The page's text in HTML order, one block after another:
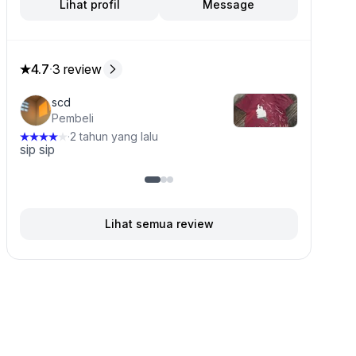
ini Lihat profil Message
4.7 dari 5 bintang, dari 3 ulasan
4.7·3 review
scd
Pembeli
·2 tahun yang lalu
sip sip
Lihat semua review